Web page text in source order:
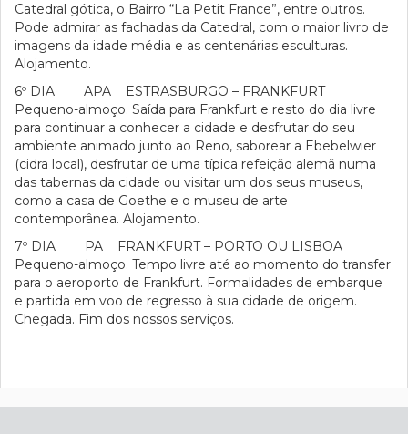
Catedral gótica, o Bairro “La Petit France”, entre outros.
Pode admirar as fachadas da Catedral, com o maior livro de
imagens da idade média e as centenárias esculturas.
Alojamento.
6º DIA APA ESTRASBURGO – FRANKFURT
Pequeno-almoço. Saída para Frankfurt e resto do dia livre
para continuar a conhecer a cidade e desfrutar do seu
ambiente animado junto ao Reno, saborear a Ebebelwier
(cidra local), desfrutar de uma típica refeição alemã numa
das tabernas da cidade ou visitar um dos seus museus,
como a casa de Goethe e o museu de arte
contemporânea. Alojamento.
7º DIA PA FRANKFURT – PORTO OU LISBOA
Pequeno-almoço. Tempo livre até ao momento do transfer
para o aeroporto de Frankfurt. Formalidades de embarque
e partida em voo de regresso à sua cidade de origem.
Chegada. Fim dos nossos serviços.